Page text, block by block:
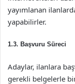
yayımlanan
yapabilirler.
1.3. Başvuru Süreci
Adaylar, ilanlara
gerekli belgelerle